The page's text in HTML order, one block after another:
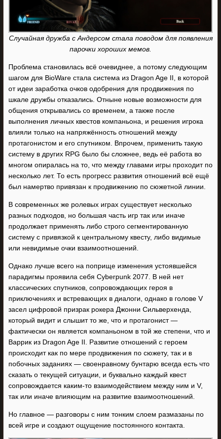
Случайная дружба с Андерсом стала поводом для появления
парочки хороших мемов.
Проблема становилась всё очевиднее, а потому следующим
шагом для BioWare стала система из Dragon Age II, в которой
от идеи заработка очков одобрения для продвижения по
шкале дружбы отказались. Отныне новые возможности для
общения открывались со временем, а также после
выполнения личных квестов компаньона, и решения игрока
влияли только на напряжённость отношений между
протагонистом и его спутником. Впрочем, применить такую
систему в других RPG было бы сложнее, ведь её работа во
многом опиралась на то, что между главами игры проходит по
несколько лет. То есть прогресс развития отношений всё ещё
был намертво привязан к продвижению по сюжетной линии.
В современных же ролевых играх существует несколько
разных подходов, но большая часть игр так или иначе
продолжает применять либо строго сегментированную
систему с привязкой к центральному квесту, либо видимые
или невидимые очки взаимоотношений.
Однако лучше всего на поприще изменения устоявшейся
парадигмы проявила себя Cyberpunk 2077. В ней нет
классических спутников, сопровождающих героя в
приключениях и встревающих в диалоги, однако в голове V
засел цифровой призрак рокера Джонни Сильверхенда,
который видит и слышит то же, что и протагонист —
фактически он является компаньоном в той же степени, что и
Варрик из Dragon Age II. Развитие отношений с героем
происходит как по мере продвижения по сюжету, так и в
побочных заданиях — своенравному бунтарю всегда есть что
сказать о текущей ситуации, и буквально каждый квест
сопровождается каким-то взаимодействием между ним и V,
так или иначе влияющим на развитие взаимоотношений.
Но главное — разговоры с ним тонким слоем размазаны по
всей игре и создают ощущение постоянного контакта.